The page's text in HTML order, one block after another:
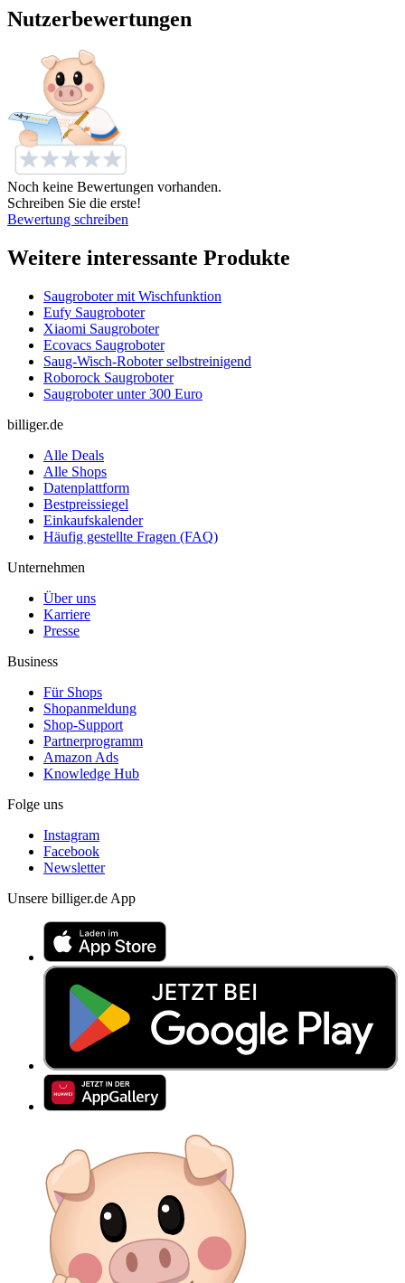
Nutzerbewertungen
Noch keine Bewertungen vorhanden.
Schreiben Sie die erste!
Bewertung schreiben
Weitere interessante Produkte
Saugroboter mit Wischfunktion
Eufy Saugroboter
Xiaomi Saugroboter
Ecovacs Saugroboter
Saug-Wisch-Roboter selbstreinigend
Roborock Saugroboter
Saugroboter unter 300 Euro
billiger.de
Alle Deals
Alle Shops
Datenplattform
Bestpreissiegel
Einkaufskalender
Häufig gestellte Fragen (FAQ)
Unternehmen
Über uns
Karriere
Presse
Business
Für Shops
Shopanmeldung
Shop-Support
Partnerprogramm
Amazon Ads
Knowledge Hub
Folge uns
Instagram
Facebook
Newsletter
Unsere billiger.de App